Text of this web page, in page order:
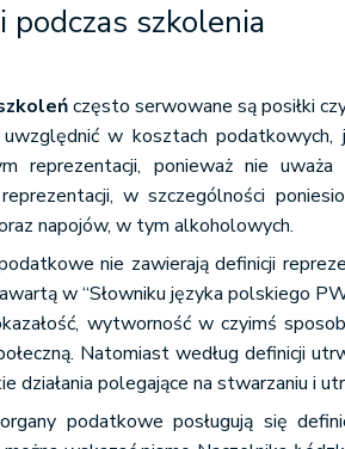
podczas szkolenia
często serwowane są posiłki
w kosztach podatkowych,
reprezentacji, ponieważ nie
w szczególności
napojów, w tym alkoholowych.
nie zawierają definicji
w “Słowniku języka polskiego
wytworność w czyimś
Natomiast według definicji
działania polegające na stwarzaniu i
podatkowe posługują się